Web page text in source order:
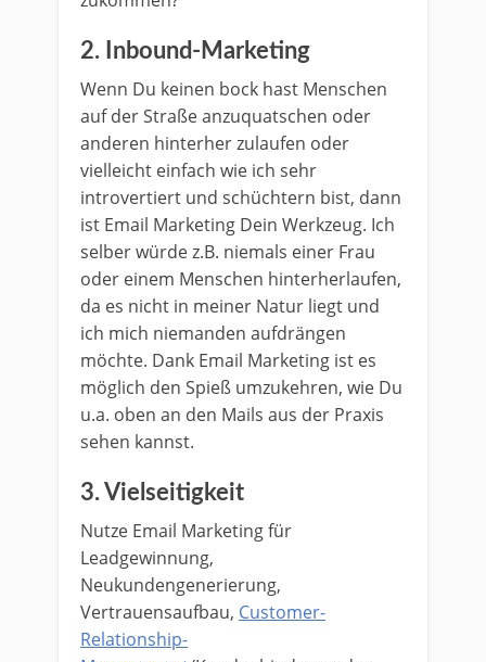
2. Inbound-Marketing
Wenn Du keinen bock hast Menschen
auf der Straße anzuquatschen oder
anderen hinterher zulaufen oder
vielleicht einfach wie ich sehr
introvertiert und schüchtern bist, dann
ist Email Marketing Dein Werkzeug. Ich
selber würde z.B. niemals einer Frau
oder einem Menschen hinterherlaufen,
da es nicht in meiner Natur liegt und
ich mich niemanden aufdrängen
möchte. Dank Email Marketing ist es
möglich den Spieß umzukehren, wie Du
u.a. oben an den Mails aus der Praxis
sehen kannst.
3. Vielseitigkeit
Nutze Email Marketing für
Leadgewinnung,
Neukundengenerierung,
Vertrauensaufbau, Customer-
Relationship-